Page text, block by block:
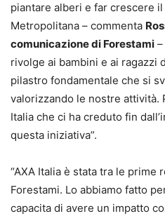
piantare alberi e far crescere
Metropolitana – commenta
comunicazione di Forestami
rivolge ai bambini e ai ragazzi
pilastro fondamentale che si
valorizzando le nostre attività.
Italia che ci ha creduto fin
questa iniziativa”.
“AXA Italia è stata tra le
Forestami. Lo abbiamo fatto
capacita di avere un impatto